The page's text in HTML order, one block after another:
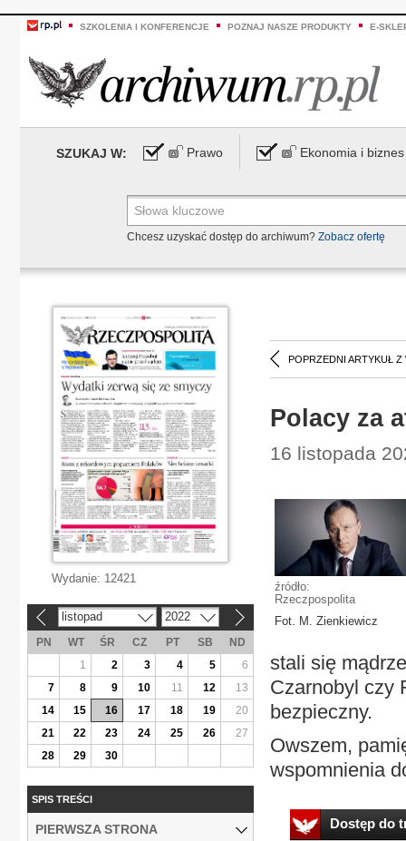
SZKOLENIA I KONFERENCJE POZNAJ NASZE PRODUKTY E-
SZUKAJ W: Prawo Ekonomia i biznes
Chcesz uzyskać dostęp do archiwum? Zobacz ofertę
POPRZEDNI ARTYKUŁ Z
Polacy za
16 listopada
źródło:
Rzeczpospolita
Fot. M. Zienkiewicz
stali się
Czarnobyl czy
bezpieczny.
Owszem,
wspomnienia
Dostęp do
Wydanie: 12421
listopad 2022
PN WT ŚR CZ PT SB
ND
1
2 3 4 5
6
7
8 9 10 11 12
13
14
15 16 17 18 19
20
21
22 23 24 25 26
27
28
29 30
SPIS TREŚCI
PIERWSZA STRONA